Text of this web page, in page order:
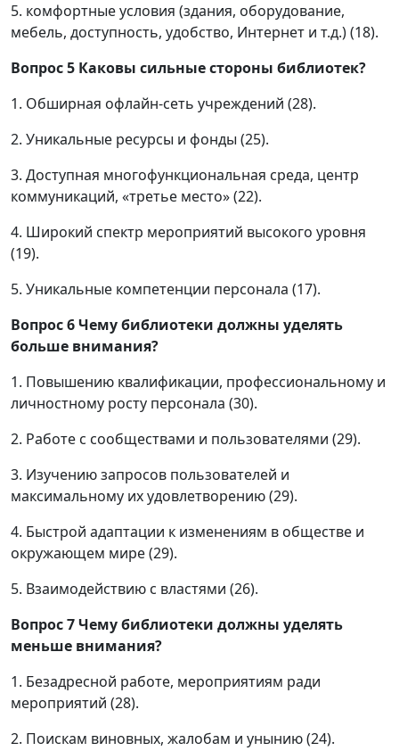
5. комфортные условия (здания, оборудование,
мебель, доступность, удобство, Интернет и т.д.) (18).
Вопрос 5 Каковы сильные стороны библиотек?
1. Обширная офлайн-сеть учреждений (28).
2. Уникальные ресурсы и фонды (25).
3. Доступная многофункциональная среда, центр
коммуникаций, «третье место» (22).
4. Широкий спектр мероприятий высокого уровня
(19).
5. Уникальные компетенции персонала (17).
Вопрос 6Чему библиотеки должны уделять
больше внимания?
1. Повышению квалификации, профессиональному и
личностному росту персонала (30).
2. Работе с сообществами и пользователями (29).
3. Изучению запросов пользователей и
максимальному их удовлетворению (29).
4. Быстрой адаптации к изменениям в обществе и
окружающем мире (29).
5. Взаимодействию с властями (26).
Вопрос7Чему библиотеки должны уделять
меньше внимания?
1. Безадресной работе, мероприятиям ради
мероприятий (28).
2. Поискам виновных, жалобам и унынию (24).